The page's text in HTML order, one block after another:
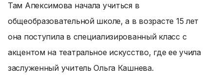
Там Апексимова начала учиться в
общеобразовательной школе, а в возрасте 15 лет
она поступила в специализированный класс с
акцентом на театральное искусство, где ее учила
заслуженный учитель Ольга Кашнева.